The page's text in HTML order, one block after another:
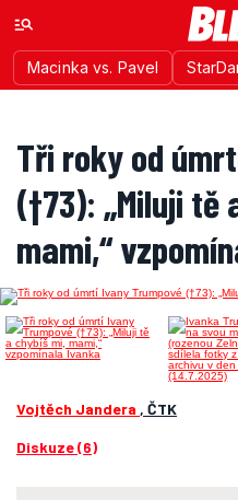
Macinka vs. Pavel
Tři roky od
(†73): „Miluji tě
mami,“
Vojtěch Jandera , ČTK
Diskuze (6)